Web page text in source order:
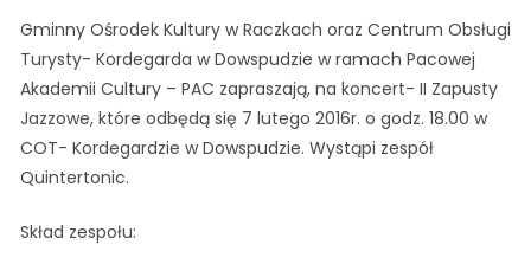
Gminny Ośrodek Kultury w Raczkach oraz Centrum Obsługi
Turysty- Kordegarda w Dowspudzie w ramach Pacowej
Akademii Cultury – PAC zapraszają, na koncert- II Zapusty
Jazzowe, które odbędą się 7 lutego 2016r. o godz. 18.00 w
COT- Kordegardzie w Dowspudzie. Wystąpi zespół
Quintertonic.
Skład zespołu: